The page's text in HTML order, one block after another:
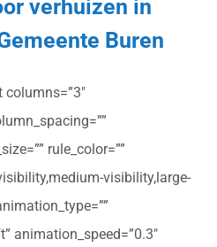
verhuizen in
Buren
rule_color=””
visibility,large-
animation_speed=”0.3″